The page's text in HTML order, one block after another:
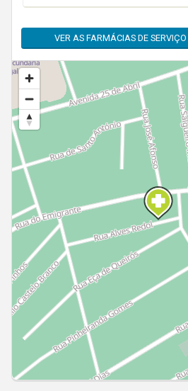
Santarém
Setúbal
Viana do Castelo
Vila Real
Viseu
Madeira
Açores
VER AS FARMÁCIAS DE